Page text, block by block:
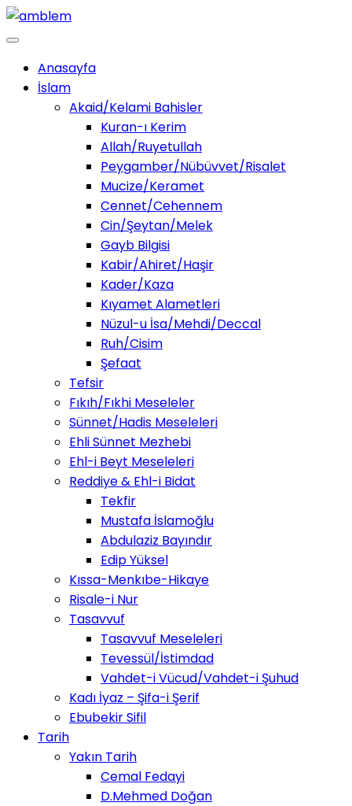
Anasayfa
İslam
Akaid/Kelami Bahisler
Kuran-ı Kerim
Allah/Ruyetullah
Peygamber/Nübüvvet/Risalet
Mucize/Keramet
Cennet/Cehennem
Cin/Şeytan/Melek
Gayb Bilgisi
Kabir/Ahiret/Haşir
Kader/Kaza
Kıyamet Alametleri
Nüzul-u İsa/Mehdi/Deccal
Ruh/Cisim
Şefaat
Tefsir
Fıkıh/Fıkhi Meseleler
Sünnet/Hadis Meseleleri
Ehli Sünnet Mezhebi
Ehl-i Beyt Meseleleri
Reddiye & Ehl-i Bidat
Tekfir
Mustafa İslamoğlu
Abdulaziz Bayındır
Edip Yüksel
Kıssa-Menkıbe-Hikaye
Risale-i Nur
Tasavvuf
Tasavvuf Meseleleri
Tevessül/İstimdad
Vahdet-i Vücud/Vahdet-i Şuhud
Kadı İyaz – Şifa-i Şerif
Ebubekir Sifil
Tarih
Yakın Tarih
Cemal Fedayi
D.Mehmed Doğan